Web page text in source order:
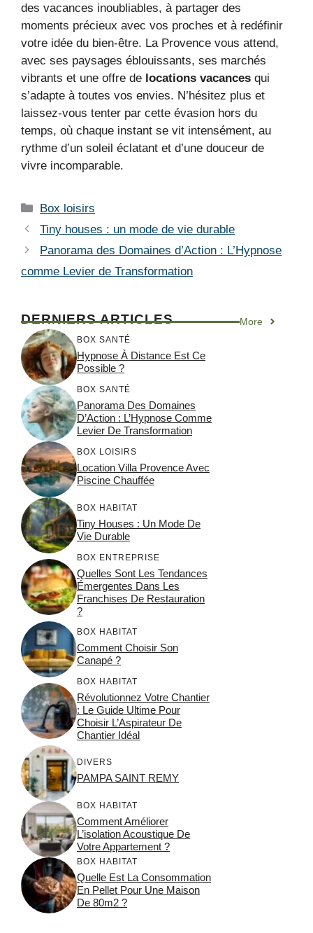
des vacances inoubliables, à partager des
moments précieux avec vos proches et à redéfinir
votre idée du bien-être. La Provence vous attend,
avec ses paysages éblouissants, ses marchés
vibrants et une offre de locations vacances qui
s’adapte à toutes vos envies. N’hésitez plus et
laissez-vous tenter par cette évasion hors du
temps, où chaque instant se vit intensément, au
rythme d’un soleil éclatant et d’une douceur de
vivre incomparable.
Catégories
Box loisirs
Tiny houses : un mode de vie durable
Panorama des Domaines d’Action : L’Hypnose
comme Levier de Transformation
DERNIERS ARTICLES More
BOX SANTÉ
Hypnose À Distance Est Ce
Possible ?
BOX SANTÉ
Panorama Des Domaines
D’Action : L’Hypnose Comme
Levier De Transformation
BOX LOISIRS
Location Villa Provence Avec
Piscine Chauffée
BOX HABITAT
Tiny Houses : Un Mode De
Vie Durable
BOX ENTREPRISE
Quelles Sont Les Tendances
Émergentes Dans Les
Franchises De Restauration
?
BOX HABITAT
Comment Choisir Son
Canapé ?
BOX HABITAT
Révolutionnez Votre Chantier
: Le Guide Ultime Pour
Choisir L’Aspirateur De
Chantier Idéal
DIVERS
PAMPA SAINT REMY
BOX HABITAT
Comment Améliorer
L’isolation Acoustique De
Votre Appartement ?
BOX HABITAT
Quelle Est La Consommation
En Pellet Pour Une Maison
De 80m2 ?